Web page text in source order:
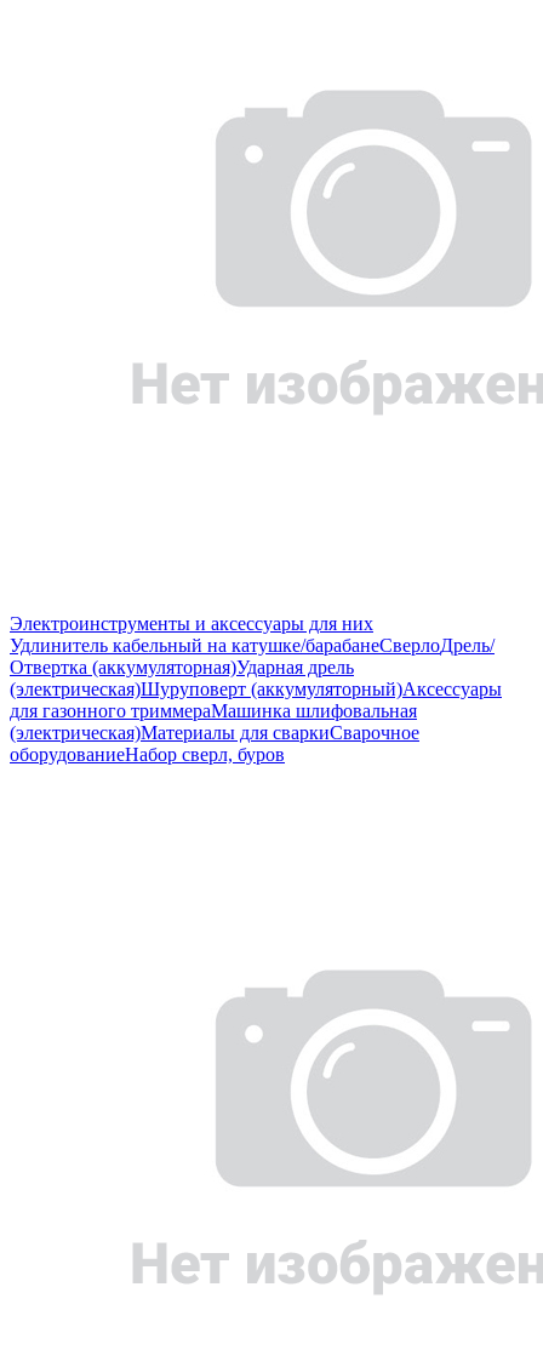
Электроинструменты и аксессуары для них
Удлинитель кабельный на катушке/барабанеСверлоДрель/
Отвертка (аккумуляторная)Ударная дрель
(электрическая)Шуруповерт (аккумуляторный)Аксессуары
для газонного триммераМашинка шлифовальная
(электрическая)Материалы для сваркиСварочное
оборудованиеНабор сверл, буров